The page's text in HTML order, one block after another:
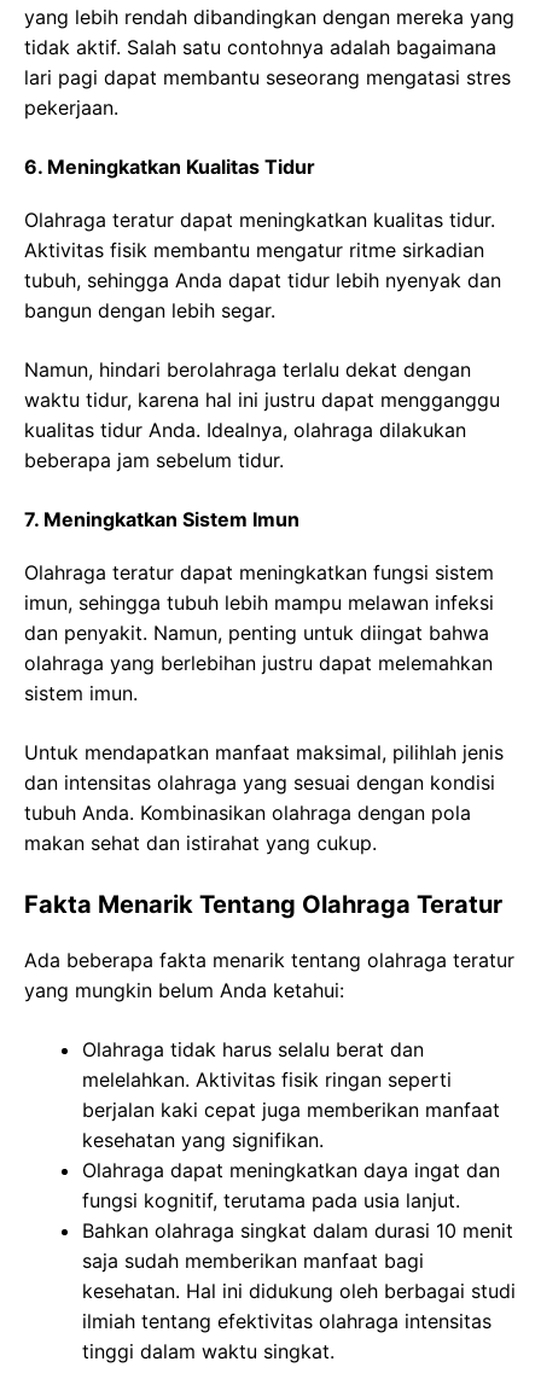
yang lebih rendah dibandingkan dengan mereka yang
tidak aktif. Salah satu contohnya adalah bagaimana
lari pagi dapat membantu seseorang mengatasi stres
pekerjaan.
6. Meningkatkan Kualitas Tidur
Olahraga teratur dapat meningkatkan kualitas tidur.
Aktivitas fisik membantu mengatur ritme sirkadian
tubuh, sehingga Anda dapat tidur lebih nyenyak dan
bangun dengan lebih segar.
Namun, hindari berolahraga terlalu dekat dengan
waktu tidur, karena hal ini justru dapat mengganggu
kualitas tidur Anda. Idealnya, olahraga dilakukan
beberapa jam sebelum tidur.
7. Meningkatkan Sistem Imun
Olahraga teratur dapat meningkatkan fungsi sistem
imun, sehingga tubuh lebih mampu melawan infeksi
dan penyakit. Namun, penting untuk diingat bahwa
olahraga yang berlebihan justru dapat melemahkan
sistem imun.
Untuk mendapatkan manfaat maksimal, pilihlah jenis
dan intensitas olahraga yang sesuai dengan kondisi
tubuh Anda. Kombinasikan olahraga dengan pola
makan sehat dan istirahat yang cukup.
Fakta Menarik Tentang Olahraga Teratur
Ada beberapa fakta menarik tentang olahraga teratur
yang mungkin belum Anda ketahui:
Olahraga tidak harus selalu berat dan
melelahkan. Aktivitas fisik ringan seperti
berjalan kaki cepat juga memberikan manfaat
kesehatan yang signifikan.
Olahraga dapat meningkatkan daya ingat dan
fungsi kognitif, terutama pada usia lanjut.
Bahkan olahraga singkat dalam durasi 10 menit
saja sudah memberikan manfaat bagi
kesehatan. Hal ini didukung oleh berbagai studi
ilmiah tentang efektivitas olahraga intensitas
tinggi dalam waktu singkat.